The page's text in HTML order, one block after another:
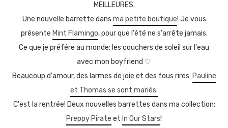
MEILLEURES.
Une nouvelle barrette dans ma petite boutique! Je vous
présente Mint Flamingo, pour que l'été ne s'arrête jamais.
Ce que je préfére au monde: les couchers de soleil sur l'eau
avec mon boyfriend ♡
Beaucoup d'amour, des larmes de joie et des fous rires: Pauline
et Thomas se sont mariés.
C'est la rentrée! Deux nouvelles barrettes dans ma collection:
Preppy Pirate et In Our Stars!